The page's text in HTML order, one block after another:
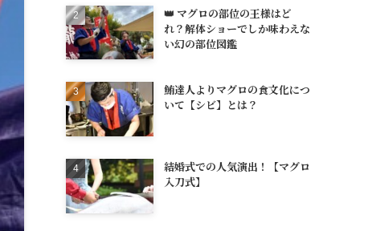
👑 マグロの部位の王様はど
れ？解体ショーでしか味わえな
い幻の部位図鑑
鮪達人よりマグロの食文化につ
いて【シビ】とは？
結婚式での人気演出！【マグロ
入刀式】